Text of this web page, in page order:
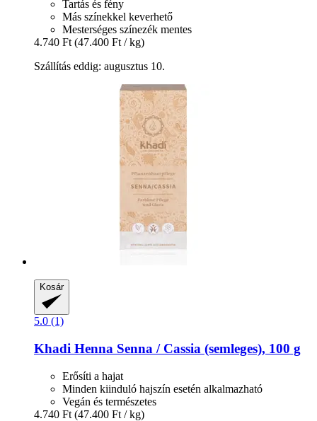
Tartás és fény
Más színekkel keverhető
Mesterséges színezék mentes
4.740 Ft (47.400 Ft / kg)
Szállítás eddig: augusztus 10.
Kosár
5.0 (1)
Khadi Henna Senna / Cassia (semleges), 100 g
Erősíti a hajat
Minden kiinduló hajszín esetén alkalmazható
Vegán és természetes
4.740 Ft (47.400 Ft / kg)